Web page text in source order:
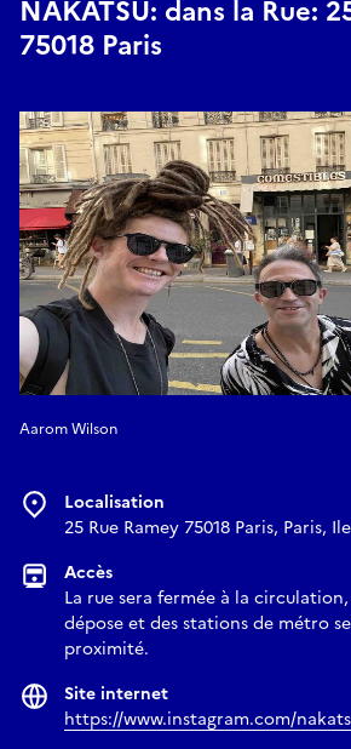
La BLOCK PARTY se déroule en plein
soleil est masqué par les immeubles de
donc un endroit frais pour danser sur
DJS INTERNATIONAUX :
Adrian Salcedo
NAKATSU: dans la Rue:
75018 Paris
Aarom Wilson
Localisation
25 Rue Ramey 75018 Paris, Paris,
Accès
La rue sera fermée à la
dépose et des stations de métro
proximité.
Site internet
https://www.instagram.com/